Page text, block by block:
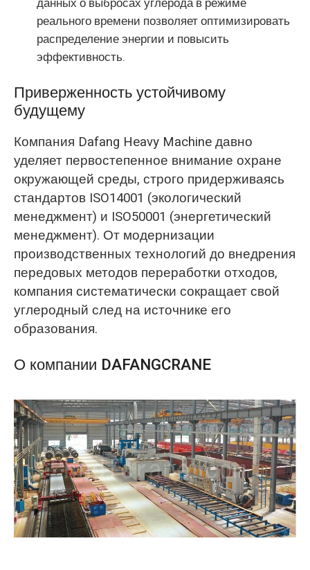
реального времени позволяет оптимизировать
распределение энергии и повысить
эффективность.
Приверженность устойчивому
будущему
Компания Dafang Heavy Machine давно
уделяет первостепенное внимание охране
окружающей среды, строго придерживаясь
стандартов ISO14001 (экологический
менеджмент) и ISO50001 (энергетический
менеджмент). От модернизации
производственных технологий до внедрения
передовых методов переработки отходов,
компания систематически сокращает свой
углеродный след на источнике его
образования.
О компании DAFANGCRANE